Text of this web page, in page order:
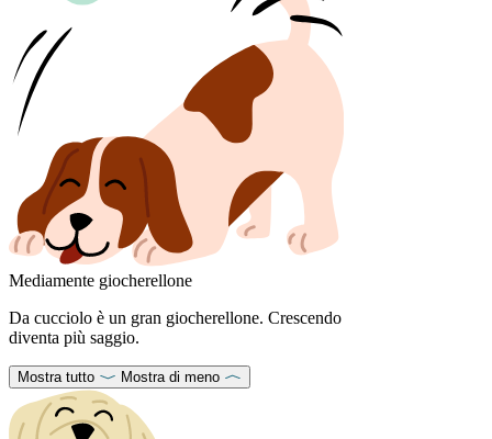
Mediamente giocherellone
Da cucciolo è un gran giocherellone. Crescendo
diventa più saggio.
Mostra tutto Mostra di meno